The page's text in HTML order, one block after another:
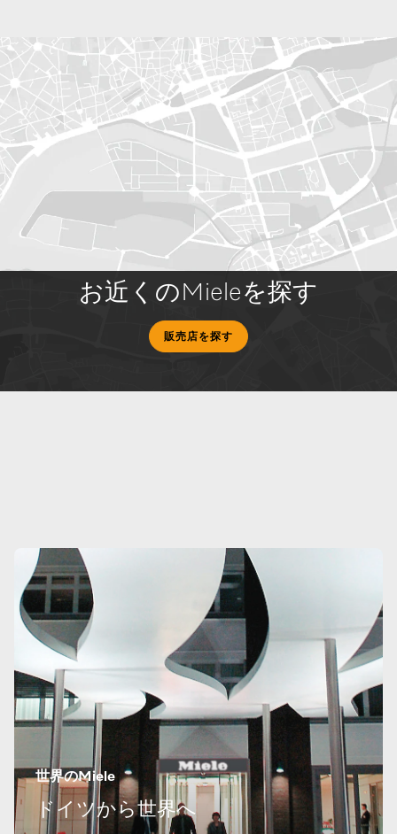
お近くのMieleを探す
販売店を探す
世界のMiele
ドイツから世界へ